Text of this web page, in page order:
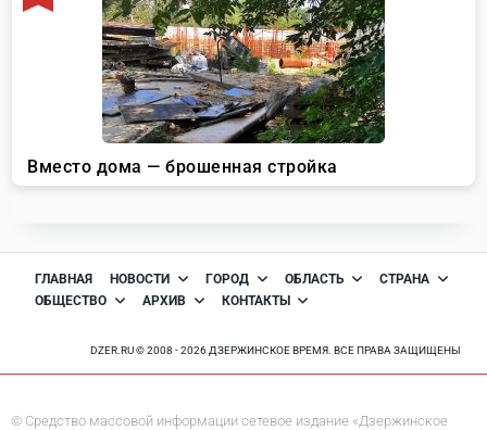
ГЛАВНАЯ НОВОСТИ ГОРОД ОБЛАСТЬ
СТРАНА
ОБЩЕСТВО
АРХИВ КОНТАКТЫ
DZER.RU © 2008 - 2026 ДЗЕРЖИНСКОЕ ВРЕМЯ. ВСЕ ПРАВА ЗАЩИЩЕНЫ
© Средство массовой информации сетевое издание «Дзержинское